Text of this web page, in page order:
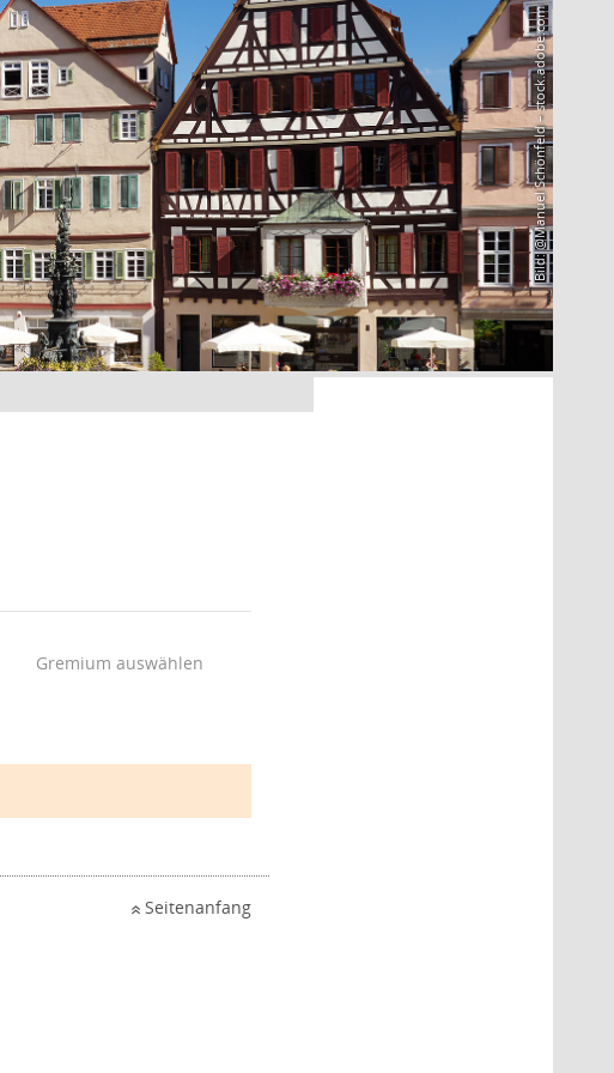
Bild: @Manuel Schönfeld – stock.adobe.com
Gremium auswählen
Seitenanfang